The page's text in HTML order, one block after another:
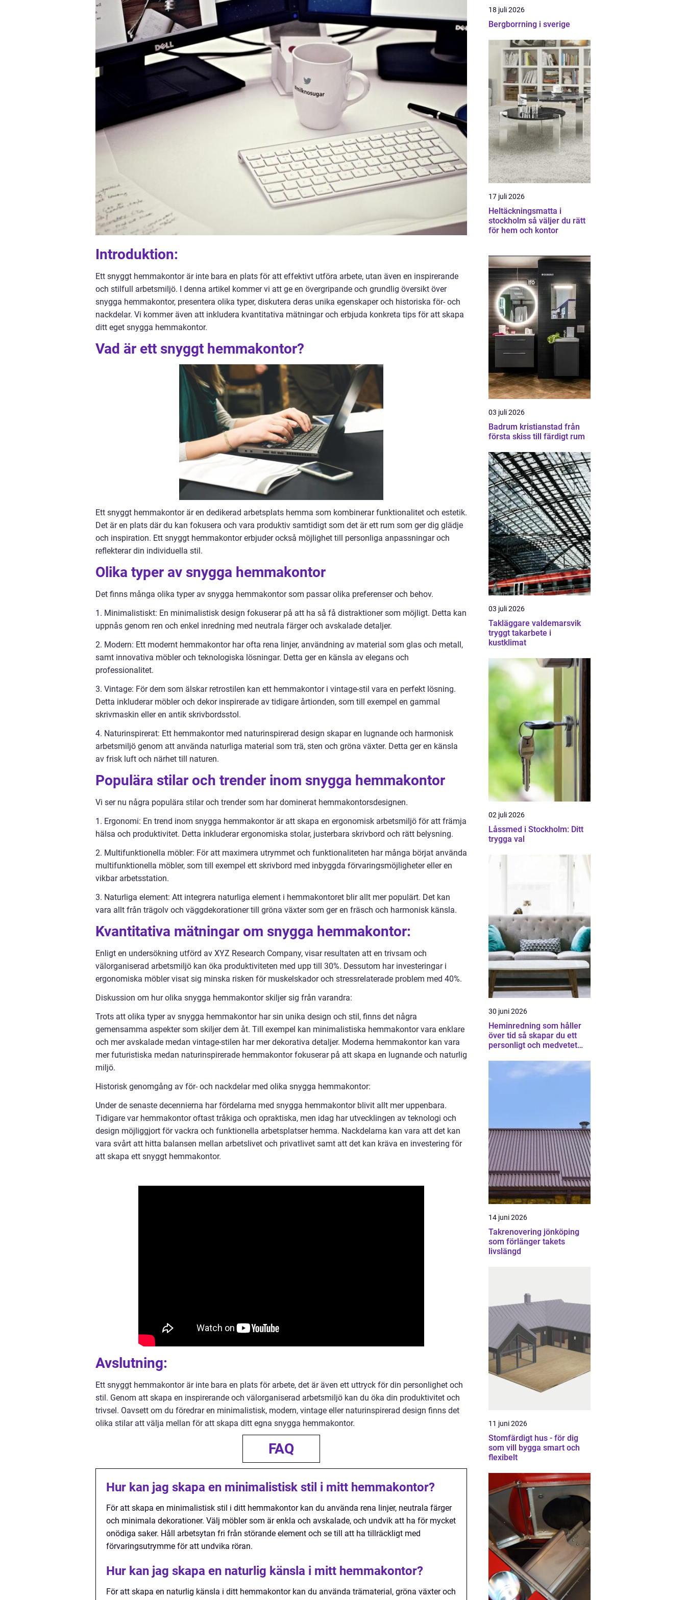
Introduktion:
Ett snyggt hemmakontor är inte bara en plats för att effektivt utföra arbete, utan även en inspirerande
och stilfull arbetsmiljö. I denna artikel kommer vi att ge en övergripande och grundlig översikt över
snygga hemmakontor, presentera olika typer, diskutera deras unika egenskaper och historiska för- och
nackdelar. Vi kommer även att inkludera kvantitativa mätningar och erbjuda konkreta tips för att skapa
ditt eget snygga hemmakontor.
Vad är ett snyggt hemmakontor?
Ett snyggt hemmakontor är en dedikerad arbetsplats hemma som kombinerar funktionalitet och estetik.
Det är en plats där du kan fokusera och vara produktiv samtidigt som det är ett rum som ger dig glädje
och inspiration. Ett snyggt hemmakontor erbjuder också möjlighet till personliga anpassningar och
reflekterar din individuella stil.
Olika typer av snygga hemmakontor
Det finns många olika typer av snygga hemmakontor som passar olika preferenser och behov.
1. Minimalistiskt: En minimalistisk design fokuserar på att ha så få distraktioner som möjligt. Detta kan
uppnås genom ren och enkel inredning med neutrala färger och avskalade detaljer.
2. Modern: Ett modernt hemmakontor har ofta rena linjer, användning av material som glas och metall,
samt innovativa möbler och teknologiska lösningar. Detta ger en känsla av elegans och
professionalitet.
3. Vintage: För dem som älskar retrostilen kan ett hemmakontor i vintage-stil vara en perfekt lösning.
Detta inkluderar möbler och dekor inspirerade av tidigare årtionden, som till exempel en gammal
skrivmaskin eller en antik skrivbordsstol.
4. Naturinspirerat: Ett hemmakontor med naturinspirerad design skapar en lugnande och harmonisk
arbetsmiljö genom att använda naturliga material som trä, sten och gröna växter. Detta ger en känsla
av frisk luft och närhet till naturen.
Populära stilar och trender inom snygga hemmakontor
Vi ser nu några populära stilar och trender som har dominerat hemmakontorsdesignen.
1. Ergonomi: En trend inom snygga hemmakontor är att skapa en ergonomisk arbetsmiljö för att främja
hälsa och produktivitet. Detta inkluderar ergonomiska stolar, justerbara skrivbord och rätt belysning.
2. Multifunktionella möbler: För att maximera utrymmet och funktionaliteten har många börjat använda
multifunktionella möbler, som till exempel ett skrivbord med inbyggda förvaringsmöjligheter eller en
vikbar arbetsstation.
3. Naturliga element: Att integrera naturliga element i hemmakontoret blir allt mer populärt. Det kan
vara allt från trägolv och väggdekorationer till gröna växter som ger en fräsch och harmonisk känsla.
Kvantitativa mätningar om snygga hemmakontor:
Enligt en undersökning utförd av XYZ Research Company, visar resultaten att en trivsam och
välorganiserad arbetsmiljö kan öka produktiviteten med upp till 30%. Dessutom har investeringar i
ergonomiska möbler visat sig minska risken för muskelskador och stressrelaterade problem med 40%.
Diskussion om hur olika snygga hemmakontor skiljer sig från varandra:
Trots att olika typer av snygga hemmakontor har sin unika design och stil, finns det några
gemensamma aspekter som skiljer dem åt. Till exempel kan minimalistiska hemmakontor vara enklare
och mer avskalade medan vintage-stilen har mer dekorativa detaljer. Moderna hemmakontor kan vara
mer futuristiska medan naturinspirerade hemmakontor fokuserar på att skapa en lugnande och naturlig
miljö.
Historisk genomgång av för- och nackdelar med olika snygga hemmakontor:
Under de senaste decennierna har fördelarna med snygga hemmakontor blivit allt mer uppenbara.
Tidigare var hemmakontor oftast tråkiga och opraktiska, men idag har utvecklingen av teknologi och
design möjliggjort för vackra och funktionella arbetsplatser hemma. Nackdelarna kan vara att det kan
vara svårt att hitta balansen mellan arbetslivet och privatlivet samt att det kan kräva en investering för
att skapa ett snyggt hemmakontor.
Avslutning:
Ett snyggt hemmakontor är inte bara en plats för arbete, det är även ett uttryck för din personlighet och
stil. Genom att skapa en inspirerande och välorganiserad arbetsmiljö kan du öka din produktivitet och
trivsel. Oavsett om du föredrar en minimalistisk, modern, vintage eller naturinspirerad design finns det
olika stilar att välja mellan för att skapa ditt egna snygga hemmakontor.
FAQ
Hur kan jag skapa en minimalistisk stil i mitt hemmakontor?
För att skapa en minimalistisk stil i ditt hemmakontor kan du använda rena linjer, neutrala färger
och minimala dekorationer. Välj möbler som är enkla och avskalade, och undvik att ha för mycket
onödiga saker. Håll arbetsytan fri från störande element och se till att ha tillräckligt med
förvaringsutrymme för att undvika röran.
Hur kan jag skapa en naturlig känsla i mitt hemmakontor?
För att skapa en naturlig känsla i ditt hemmakontor kan du använda trämaterial, gröna växter och
18 juli 2026
Bergborrning i sverige
17 juli 2026
Heltäckningsmatta i
stockholm så väljer du rätt
för hem och kontor
03 juli 2026
Badrum kristianstad från
första skiss till färdigt rum
03 juli 2026
Takläggare valdemarsvik
tryggt takarbete i
kustklimat
02 juli 2026
Låssmed i Stockholm: Ditt
trygga val
30 juni 2026
Heminredning som håller
över tid så skapar du ett
personligt och medvetet
14 juni 2026
Takrenovering jönköping
som förlänger takets
livslängd
11 juni 2026
Stomfärdigt hus - för dig
som vill bygga smart och
flexibelt